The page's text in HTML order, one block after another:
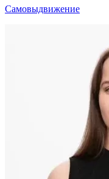
Самовыдвижение